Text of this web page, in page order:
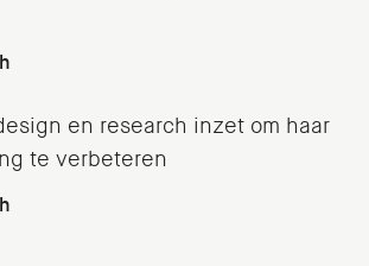
en research inzet om haar
te verbeteren